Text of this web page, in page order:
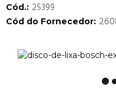
Cód.: 25399
Cód do Fornecedor: